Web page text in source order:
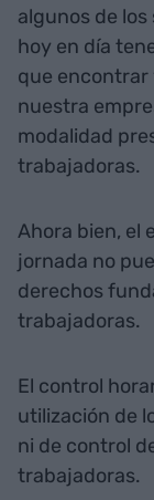
algunos de
hoy en día
que encontrar
nuestra
modalidad
trabajadoras.
Ahora bien, el
jornada no
derechos
trabajadoras.
El control
utilización de
ni de control
trabajadoras.